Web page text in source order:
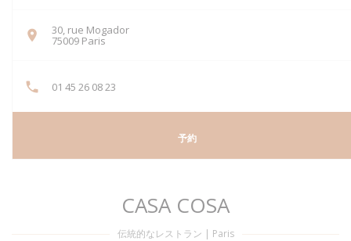
30, rue Mogador
75009 Paris((新しいウィンドウで開きます))
01 45 26 08 23
予約
CASA COSA
伝統的なレストラン | Paris